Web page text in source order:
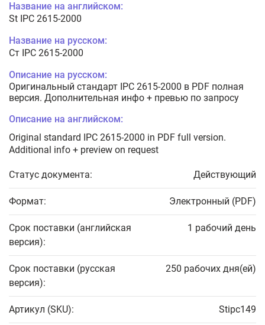
Название на английском:
St IPC 2615-2000
Название на русском:
Ст IPC 2615-2000
Описание на русском:
Оригинальный стандарт IPC 2615-2000 в PDF полная
версия. Дополнительная инфо + превью по запросу
Описание на английском:
Original standard IPC 2615-2000 in PDF full version.
Additional info + preview on request
Статус документа: Действующий
Формат: Электронный (PDF)
Срок поставки (английская
версия):
1 рабочий день
Срок поставки (русская
версия):
250 рабочих дня(ей)
Артикул (SKU): Stipc149